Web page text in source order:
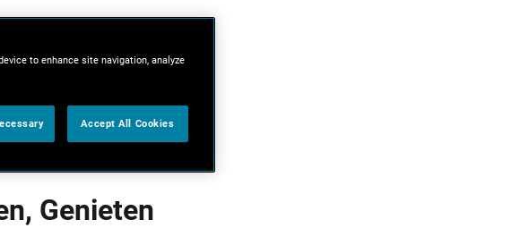
Genieten
to enhance site navigation, analyze
Accept All Cookies